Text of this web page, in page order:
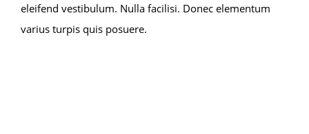
eleifend vestibulum. Nulla facilisi. Donec elementum
varius turpis quis posuere.